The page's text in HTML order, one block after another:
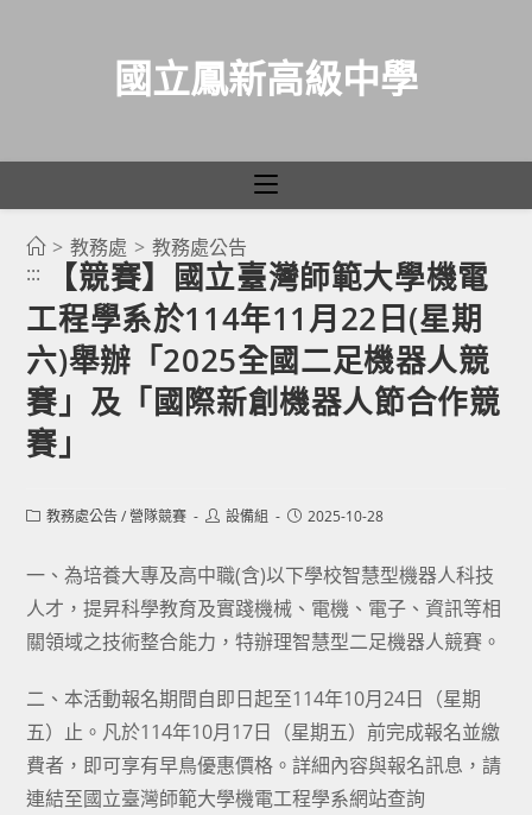
國立鳳新高級中學
> 教務處 > 教務處公告
:::
【競賽】國立臺灣師範大學機電
工程學系於114年11月22日(星期
六)舉辦「2025全國二足機器人競
賽」及「國際新創機器人節合作競
賽」
Post教務處公告 / 營隊競賽
Post設備組
Post2025-10-28
一、為培養大專及高中職(含)以下學校智慧型機器人科技
人才，提昇科學教育及實踐機械、電機、電子、資訊等相
關領域之技術整合能力，特辦理智慧型二足機器人競賽。
二、本活動報名期間自即日起至114年10月24日（星期
五）止。凡於114年10月17日（星期五）前完成報名並繳
費者，即可享有早鳥優惠價格。詳細內容與報名訊息，請
連結至國立臺灣師範大學機電工程學系網站查詢